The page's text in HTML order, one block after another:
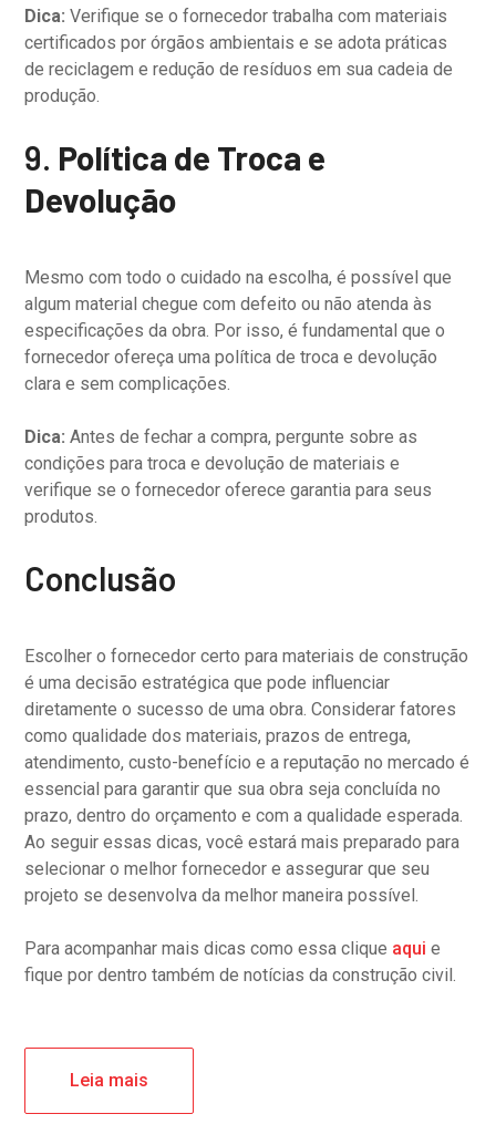
Dica: Verifique se o fornecedor trabalha com materiais
certificados por órgãos ambientais e se adota práticas
de reciclagem e redução de resíduos em sua cadeia de
produção.
9. Política de Troca e
Devolução
Mesmo com todo o cuidado na escolha, é possível que
algum material chegue com defeito ou não atenda às
especificações da obra. Por isso, é fundamental que o
fornecedor ofereça uma política de troca e devolução
clara e sem complicações.
Dica: Antes de fechar a compra, pergunte sobre as
condições para troca e devolução de materiais e
verifique se o fornecedor oferece garantia para seus
produtos.
Conclusão
Escolher o fornecedor certo para materiais de construção
é uma decisão estratégica que pode influenciar
diretamente o sucesso de uma obra. Considerar fatores
como qualidade dos materiais, prazos de entrega,
atendimento, custo-benefício e a reputação no mercado é
essencial para garantir que sua obra seja concluída no
prazo, dentro do orçamento e com a qualidade esperada.
Ao seguir essas dicas, você estará mais preparado para
selecionar o melhor fornecedor e assegurar que seu
projeto se desenvolva da melhor maneira possível.
Para acompanhar mais dicas como essa clique aqui e
fique por dentro também de notícias da construção civil.
Leia mais